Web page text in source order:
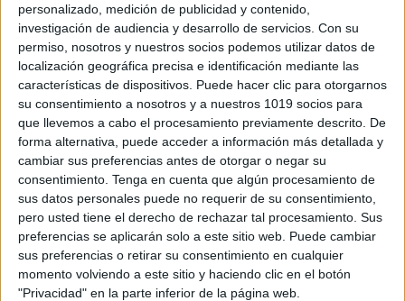
personalizado, medición de publicidad y contenido,
investigación de audiencia y desarrollo de servicios. Con su
permiso, nosotros y nuestros socios podemos utilizar datos de
localización geográfica precisa e identificación mediante las
características de dispositivos. Puede hacer clic para otorgarnos
su consentimiento a nosotros y a nuestros 1019 socios para
que llevemos a cabo el procesamiento previamente descrito. De
forma alternativa, puede acceder a información más detallada y
cambiar sus preferencias antes de otorgar o negar su
consentimiento. Tenga en cuenta que algún procesamiento de
sus datos personales puede no requerir de su consentimiento,
pero usted tiene el derecho de rechazar tal procesamiento. Sus
preferencias se aplicarán solo a este sitio web. Puede cambiar
sus preferencias o retirar su consentimiento en cualquier
momento volviendo a este sitio y haciendo clic en el botón
"Privacidad" en la parte inferior de la página web.
¿CUALES SON LAS INSTRUCCIONES DEL
JUEGO?
1. Se tiran los dados, depende el número
que se saque se avanza “x” casillas.
Si te toca en una casilla de color, el jugador
tiene que decir un número al azar, se coge la
baraja del color donde haya caído y se
selecciona ese número (contar tarjetas hasta
llegar al numero “x”)